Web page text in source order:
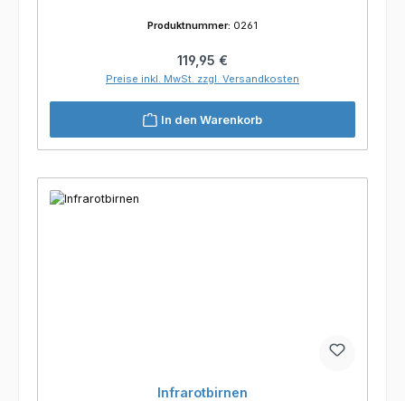
Produktnummer: 0261
Regulärer Preis:
119,95 €
Preise inkl. MwSt. zzgl. Versandkosten
In den Warenkorb
Infrarotbirnen